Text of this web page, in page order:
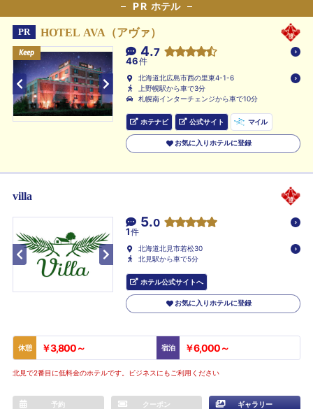
PR ホテル
PR HOTEL AVA（アヴァ）
Keep Keep 4.7
46件
北海道北広島市西の里東4-1-6
上野幌駅から車で3分
札幌南インターチェンジから車で10分
ホテナビ 公式サイト マイル
お気に入りホテルに登録
villa
5.0
1件
北海道北見市若松30
北見駅から車で5分
ホテル公式サイトへ
お気に入りホテルに登録
休憩 ￥3,800～ 宿泊 ￥6,000～
北見で2番目に低料金のホテルです。ビジネスにもご利用ください
予約 クーポン ギャラリー